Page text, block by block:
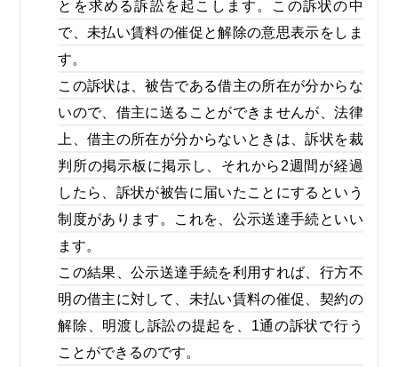
とを求める訴訟を起こします。この訴状の中
で、未払い賃料の催促と解除の意思表示をしま
す。
この訴状は、被告である借主の所在が分からな
いので、借主に送ることができませんが、法律
上、借主の所在が分からないときは、訴状を裁
判所の掲示板に掲示し、それから2週間が経過
したら、訴状が被告に届いたことにするという
制度があります。これを、公示送達手続といい
ます。
この結果、公示送達手続を利用すれば、行方不
明の借主に対して、未払い賃料の催促、契約の
解除、明渡し訴訟の提起を、1通の訴状で行う
ことができるのです。